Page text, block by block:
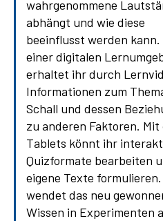
wahrgenommene
abhängt und wie diese
beeinflusst werden kann.
einer digitalen
erhaltet ihr durch
Informationen zum
Schall und dessen
zu anderen Faktoren. Mit
Tablets könnt ihr
Quizformate bearbeiten
eigene Texte
wendet das neu
Wissen in Experimenten